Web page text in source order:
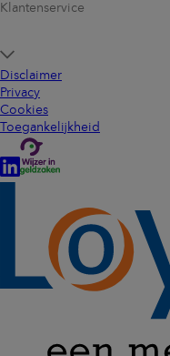
Klantenservice
Disclaimer
Privacy
Cookies
Toegankelijkheid